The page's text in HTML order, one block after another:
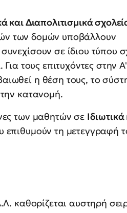
Διαπολιτισμικά
των δομών υποβάλλουν
σε ίδιου τύπου
τους επιτυχόντες στην Α'
η θέση τους, το
κατανομή.
των μαθητών σε Ιδιωτικά
τη μετεγγραφή
καθορίζεται αυστηρή